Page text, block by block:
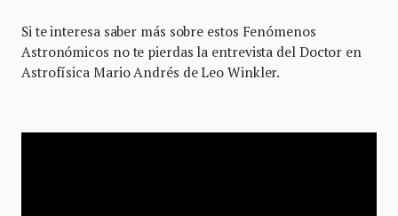
Si te interesa saber más sobre estos Fenómenos
Astronómicos no te pierdas la entrevista del Doctor en
Astrofísica Mario Andrés de Leo Winkler.